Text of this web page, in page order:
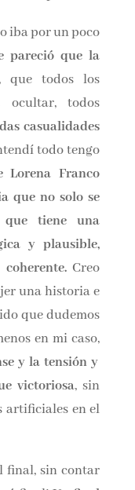
conocer
iba por un
pareció que
, que todos los
todos
casualidades
entendí todo
de Lorena
que no
sino que tiene
lógica y
pero
conseguido
pistas, ha
y sobre
, sin conejos